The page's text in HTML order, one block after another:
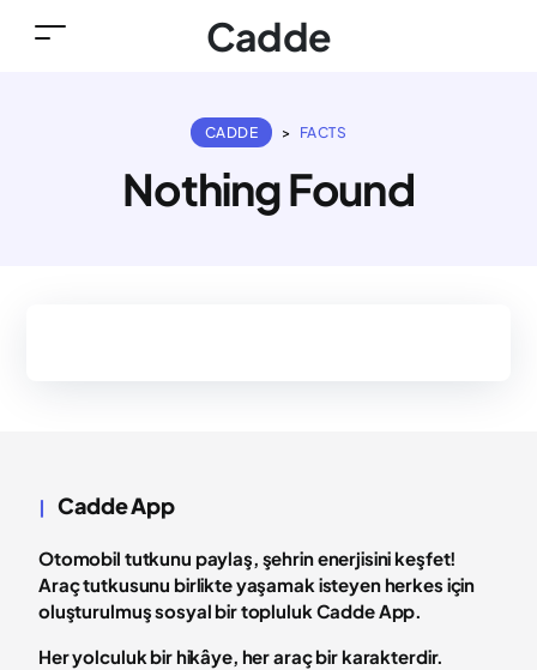
Cadde
Nothing Found
CADDE > FACTS
Cadde App
Otomobil tutkunu paylaş, şehrin enerjisini keşfet!
Araç tutkusunu birlikte yaşamak isteyen herkes için
oluşturulmuş sosyal bir topluluk Cadde App.
Her yolculuk bir hikâye, her araç bir karakterdir.